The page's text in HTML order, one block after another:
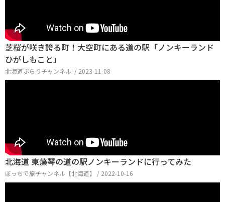
芝桜が咲き誇る町！大空町にある道の駅「ノンキーランド
ひがしもこと」
北海道ぶらりチャンネル! / 2023-11-08
北海道 東藻琴の道の駅ノンキーランドに行ってみた
ぼっちで旅チャンネル【北海道】 / 2022-10-16